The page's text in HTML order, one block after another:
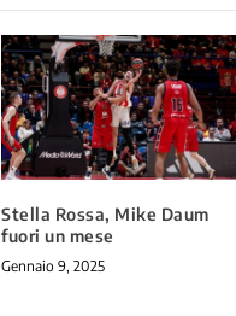
Stella Rossa, Mike Daum
fuori un mese
Gennaio 9, 2025